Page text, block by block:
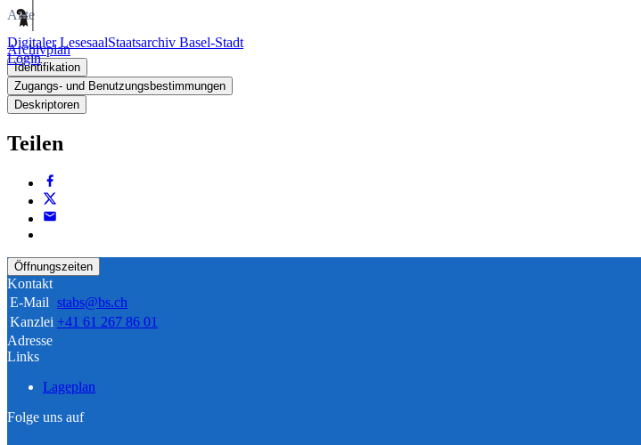
Digitaler LesesaalStaatsarchiv Basel-Stadt
Login
Akte
Archivplan
Identifikation
Zugangs- und Benutzungsbestimmungen
Deskriptoren
Teilen
Öffnungszeiten
Kontakt
E-Mail stabs@bs.ch
Kanzlei +41 61 267 86 01
Adresse
Links
Lageplan
Folge uns auf